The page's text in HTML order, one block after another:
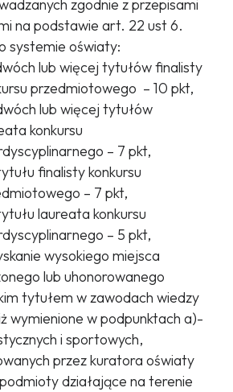
zgodnie z przepisami
na podstawie art. 22 ust 6.
systemie oświaty:
lub więcej tytułów finalisty
przedmiotowego – 10 pkt,
lub więcej tytułów
konkursu
– 7 pkt,
finalisty konkursu
– 7 pkt,
laureata konkursu
– 5 pkt,
wysokiego miejsca
lub uhonorowanego
tytułem w zawodach wiedzy
wymienione w podpunktach a)-
i sportowych,
przez kuratora oświaty
działające na terenie